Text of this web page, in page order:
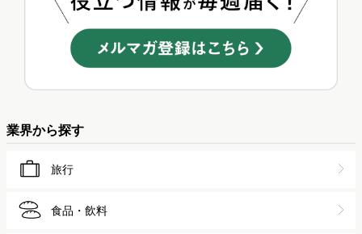
業界から探す
旅行
食品・飲料